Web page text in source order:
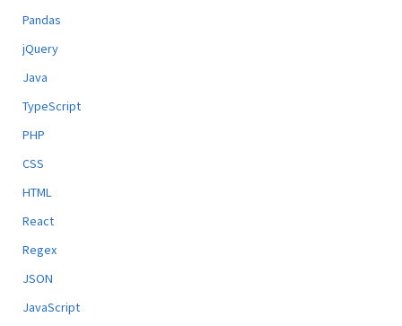
Pandas
jQuery
Java
TypeScript
PHP
CSS
HTML
React
Regex
JSON
JavaScript